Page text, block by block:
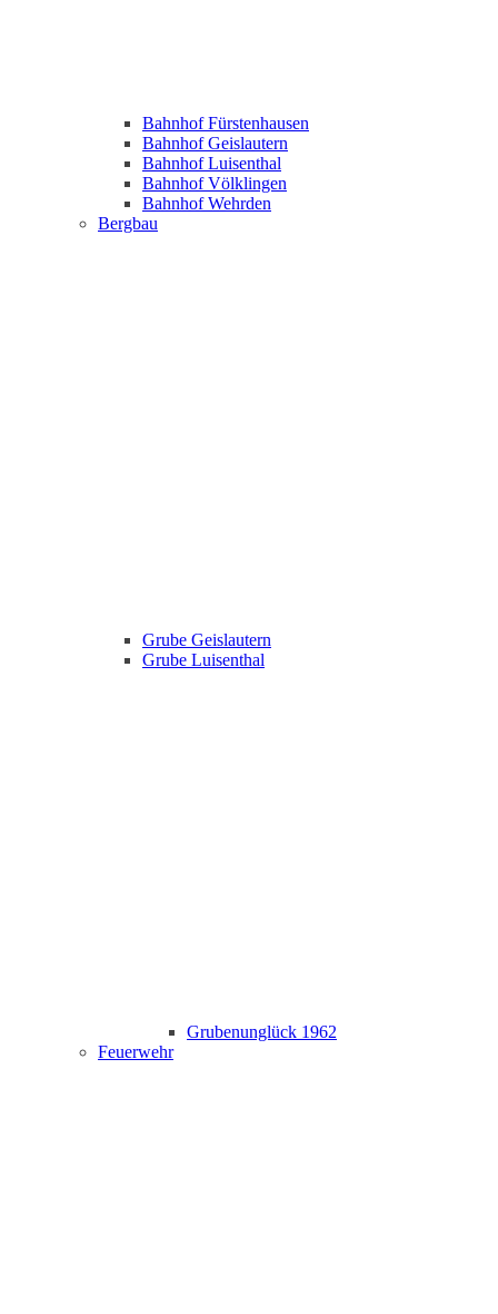
Bahnhof Fürstenhausen
Bahnhof Geislautern
Bahnhof Luisenthal
Bahnhof Völklingen
Bahnhof Wehrden
Bergbau
Grube Geislautern
Grube Luisenthal
Grubenunglück 1962
Feuerwehr